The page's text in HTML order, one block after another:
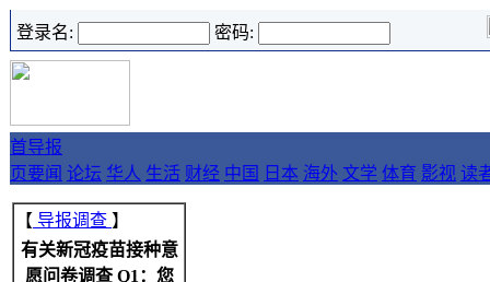
登录名: 密码:
首
页
导报
要闻 论坛 华人 生活 财经 中国 日本 海外 文学 体育 影视 读
【 导报调查 】
有关新冠疫苗接种意
愿问卷调查 Q1：您